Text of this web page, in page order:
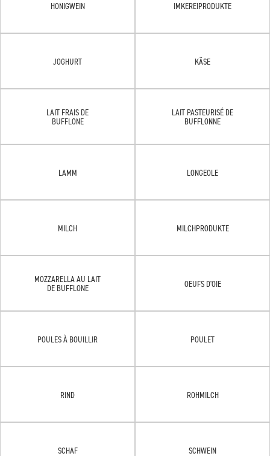
HONIGWEIN IMKEREIPRODUKTE
JOGHURT KÄSE
LAIT FRAIS DE
BUFFLONE
LAIT PASTEURISÉ DE
BUFFLONNE
LAMM LONGEOLE
MILCH MILCHPRODUKTE
MOZZARELLA AU LAIT
DE BUFFLONE
OEUFS D'OIE
POULES À BOUILLIR POULET
RIND ROHMILCH
SCHAF SCHWEIN